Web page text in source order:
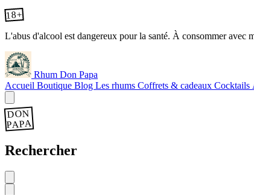
18+
L'abus d'alcool est dangereux pour la santé. À consommer avec
Rhum Don Papa
Accueil Boutique Blog Les rhums Coffrets & cadeaux Cocktails
DON
PAPA
Rechercher